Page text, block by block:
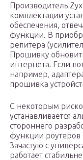
Производитель
комплектации
обеспечения,
функции. В
репитера
Прошивку
интернета. Если
например,
прошивка
С некоторым
устанавливается
стороннего
функции роутеров
Зачастую с
работает